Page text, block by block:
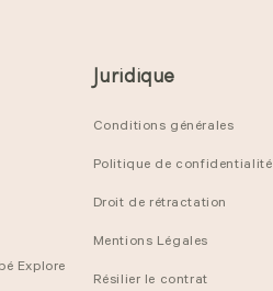
Explore
Juridique
Conditions générales
Politique de confidentialité
Droit de rétractation
Mentions Légales
Résilier le contrat